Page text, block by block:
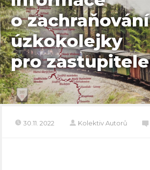
o zachraňování
úzkokolejky
pro zastupitele
30.11. 2022 Kolektiv Autorů